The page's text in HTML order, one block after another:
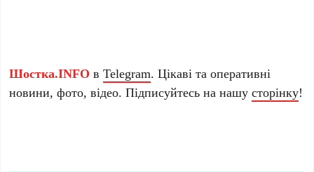
Шостка.INFO вTelegram. Цікаві та оперативні
новини, фото, відео. Підписуйтесь на нашусторінку!